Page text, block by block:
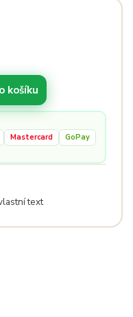
košíku
Mastercard GoPay
text